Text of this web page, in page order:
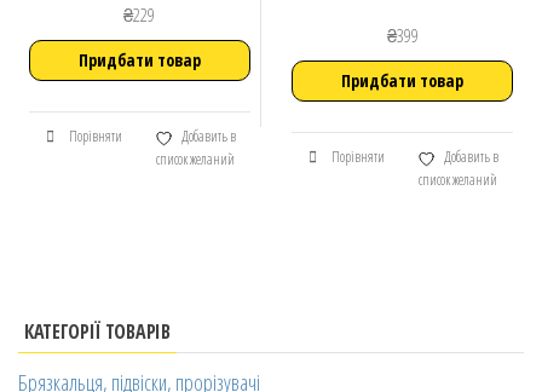
₴229
Придбати товар
Порівняти
Добавить в
список желаний
₴399
Придбати товар
Порівняти
Добавить в
список желаний
КАТЕГОРІЇ ТОВАРІВ
Брязкальця, підвіски, прорізувачі